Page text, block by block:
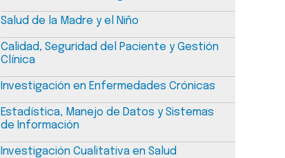
Salud de la Madre y el Niño
Calidad, Seguridad del Paciente y Gestión
Clínica
Investigación en Enfermedades Crónicas
Estadística, Manejo de Datos y Sistemas
de Información
Investigación Cualitativa en Salud